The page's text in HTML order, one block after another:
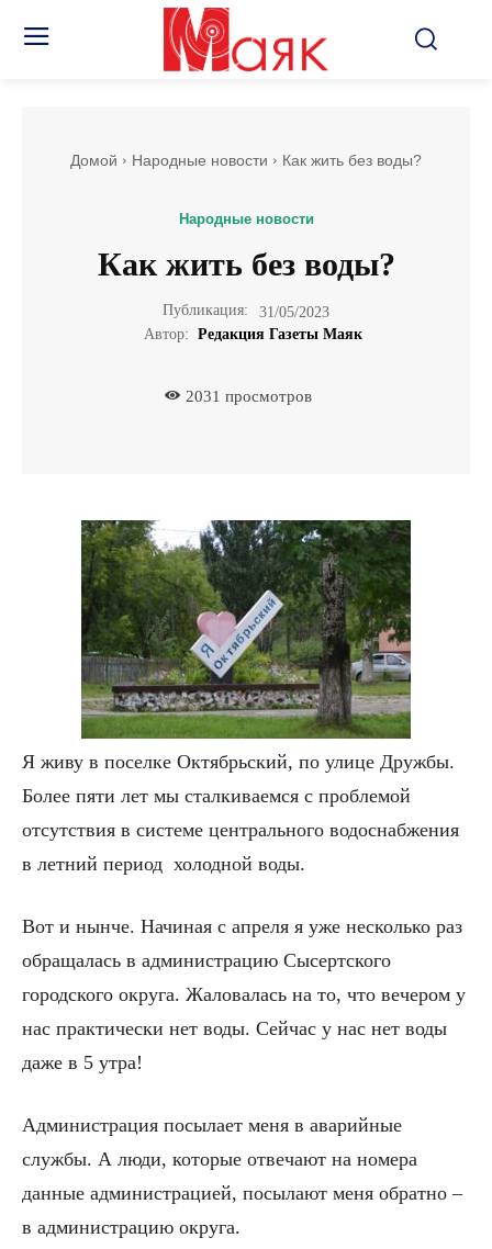
Домой Народные новости Как жить без воды?
Народные новости
Как жить без воды?
Публикация:
31/05/2023
Автор: Редакция Газеты Маяк
2031 просмотров
Я живу в поселке Октябрьский, по улице Дружбы.
Более пяти лет мы сталкиваемся с проблемой
отсутствия в системе центрального водоснабжения
в летний период холодной воды.
Вот и нынче. Начиная с апреля я уже несколько раз
обращалась в администрацию Сысертского
городского округа. Жаловалась на то, что вечером у
нас практически нет воды. Сейчас у нас нет воды
даже в 5 утра!
Администрация посылает меня в аварийные
службы. А люди, которые отвечают на номера
данные администрацией, посылают меня обратно –
в администрацию округа.